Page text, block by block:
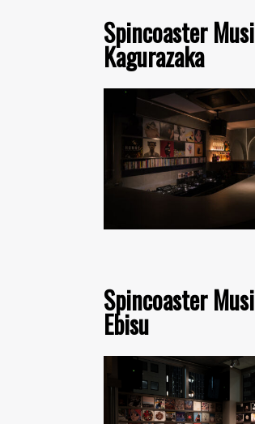
Spincoaster
Kagurazaka
Spincoaster
Ebisu